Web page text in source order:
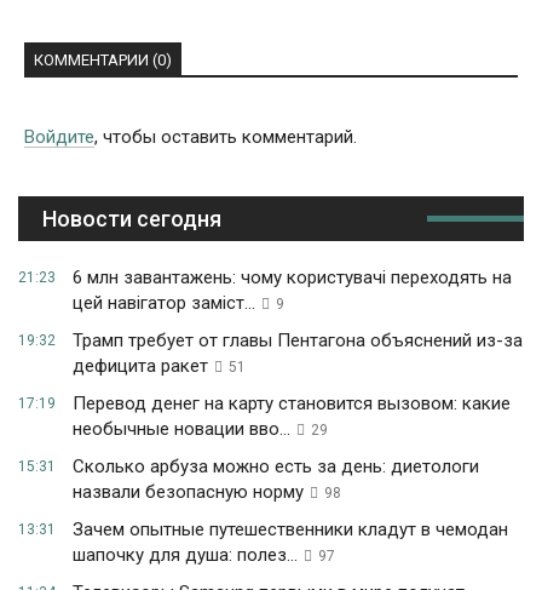
КОММЕНТАРИИ (0)
Войдите, чтобы оставить комментарий.
Новости сегодня
21:23
6 млн завантажень: чому користувачі переходять на
цей навігатор заміст...
9
19:32
Трамп требует от главы Пентагона объяснений из-за
дефицита ракет
51
17:19
Перевод денег на карту становится вызовом: какие
необычные новации вво...
29
15:31
Сколько арбуза можно есть за день: диетологи
назвали безопасную норму
98
13:31
Зачем опытные путешественники кладут в чемодан
шапочку для душа: полез...
97